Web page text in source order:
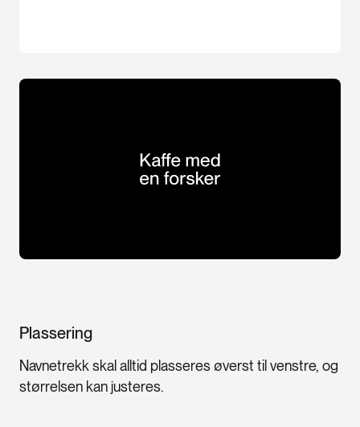
Plassering
Navnetrekk skal alltid plasseres øverst til venstre, og
størrelsen kan justeres.